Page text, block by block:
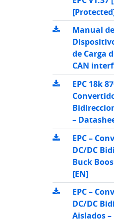
Manual
de Carga
CAN
EPC 18k
–
EPC –
DC/DC
Buck
[EN]
EPC –
DC/DC
Aislados